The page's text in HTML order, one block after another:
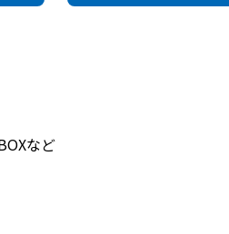
など